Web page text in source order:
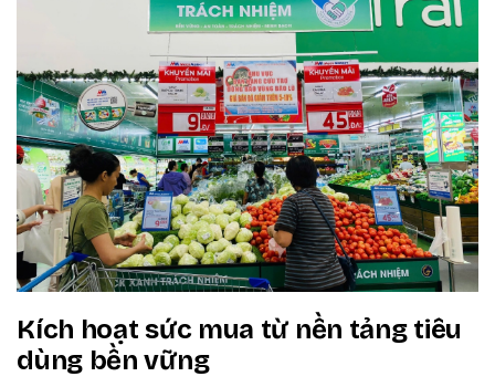
Kích hoạt sức mua từ nền tảng tiêu
dùng bền vững